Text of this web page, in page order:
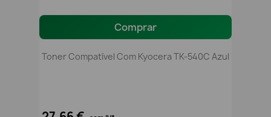
Comprar
Toner Compatível Com Kyocera TK-540C Azul